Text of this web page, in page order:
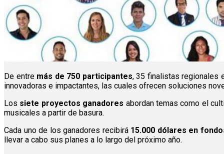
De entre más de 750 participantes, 35 finalistas regionales
innovadoras e impactantes, las cuales ofrecen soluciones
Los siete proyectos ganadores abordan temas como el
musicales a partir de basura.
Cada uno de los ganadores recibirá15.000 dólares en
llevar a cabo sus planes a lo largo del próximo año.